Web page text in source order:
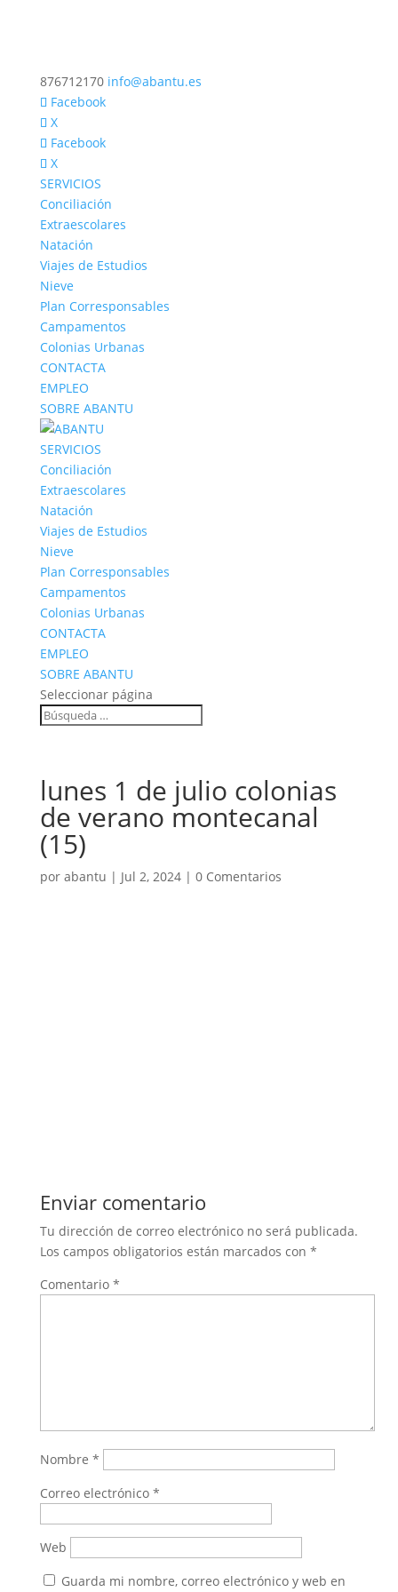
876712170 info@abantu.es
Facebook
X
Facebook
X
SERVICIOS
Conciliación
Extraescolares
Natación
Viajes de Estudios
Nieve
Plan Corresponsables
Campamentos
Colonias Urbanas
CONTACTA
EMPLEO
SOBRE ABANTU
SERVICIOS
Conciliación
Extraescolares
Natación
Viajes de Estudios
Nieve
Plan Corresponsables
Campamentos
Colonias Urbanas
CONTACTA
EMPLEO
SOBRE ABANTU
Seleccionar página
lunes 1 de julio colonias
de verano montecanal
(15)
por abantu | Jul 2, 2024| 0 Comentarios
Enviar comentario
Tu dirección de correo electrónico no será publicada.
Los campos obligatorios están marcados con *
Comentario *
Nombre *
Correo electrónico *
Web
Guarda mi nombre, correo electrónico y web en